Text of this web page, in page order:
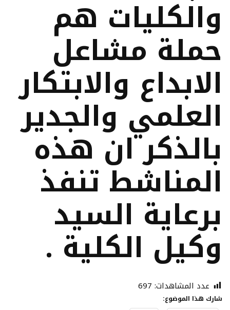
والكليات هم
حملة مشاعل
الابداع والابتكار
العلمي والجدير
بالذكر ان هذه
المناشط تنفذ
برعاية السيد
وكيل الكلية .
عدد المشاهدات: 697
شارك هذا الموضوع: